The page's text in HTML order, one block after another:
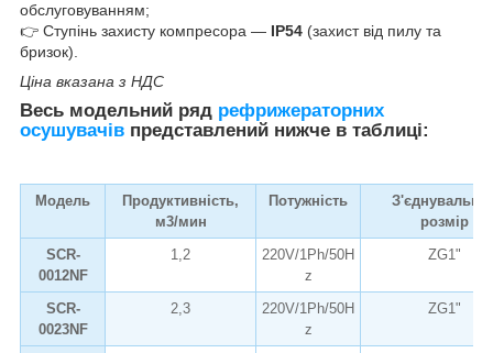
обслуговуванням;
👉 Ступінь захисту компресора — IP54 (захист від пилу та
бризок).
Ціна вказана з НДС
Весь модельний ряд рефрижераторних
осушувачів представлений нижче в таблиці:
Модель
Продуктивність,
м3/мин
Потужність
розмір
SCR-
0012NF
1,2
220V/1Ph/50H
z
ZG1"
SCR-
0023NF
2,3
220V/1Ph/50H
z
ZG1"